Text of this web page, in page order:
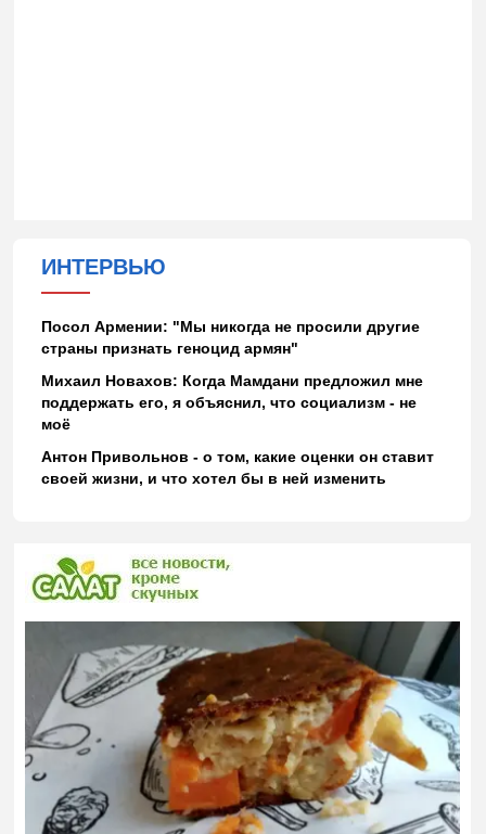
ИНТЕРВЬЮ
Посол Армении: "Мы никогда не просили другие
страны признать геноцид армян"
Михаил Новахов: Когда Мамдани предложил мне
поддержать его, я объяснил, что социализм - не
моё
Антон Привольнов - о том, какие оценки он ставит
своей жизни, и что хотел бы в ней изменить